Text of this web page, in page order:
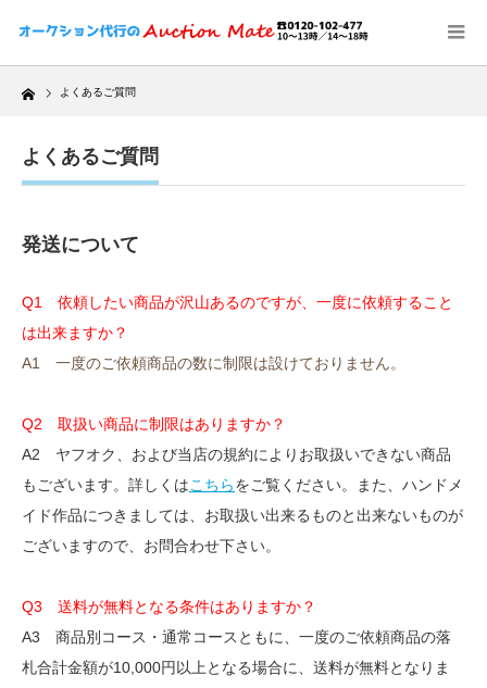
Home よくあるご質問
よくあるご質問
発送について
Q1 依頼したい商品が沢山あるのですが、一度に依頼すること
は出来ますか？
A1 一度のご依頼商品の数に制限は設けておりません。
Q2 取扱い商品に制限はありますか？
A2 ヤフオク、および当店の規約によりお取扱いできない商品
もございます。詳しくはこちらをご覧ください。また、ハンドメ
イド作品につきましては、お取扱い出来るものと出来ないものが
ございますので、お問合わせ下さい。
Q3 送料が無料となる条件はありますか？
A3 商品別コース・通常コースともに、一度のご依頼商品の落
札合計金額が10,000円以上となる場合に、送料が無料となりま